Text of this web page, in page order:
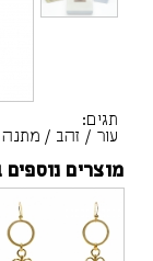
תגים:
עור / זהב / מתנה
מוצרים נוספים